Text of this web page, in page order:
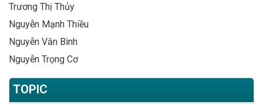
Trương Thị Thủy
Nguyễn Mạnh Thiều
Nguyễn Văn Bình
Nguyễn Trọng Cơ
TOPIC